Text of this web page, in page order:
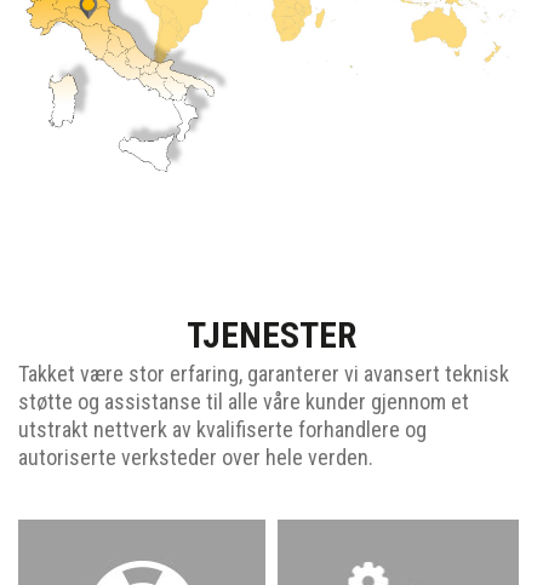
TJENESTER
Takket være stor erfaring, garanterer vi avansert teknisk
støtte og assistanse til alle våre kunder gjennom et
utstrakt nettverk av kvalifiserte forhandlere og
autoriserte verksteder over hele verden.